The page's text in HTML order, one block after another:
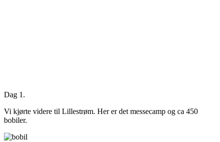
Dag 1.
Vi kjørte videre til Lillestrøm. Her er det messecamp og ca 450
bobiler.